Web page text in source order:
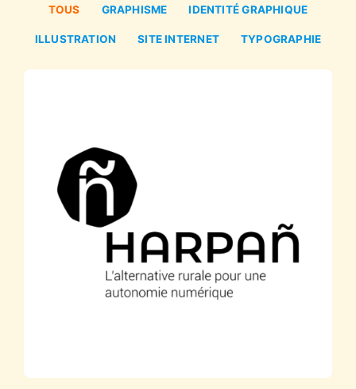
TOUS GRAPHISME IDENTITÉ GRAPHIQUE
ILLUSTRATION SITE INTERNET TYPOGRAPHIE